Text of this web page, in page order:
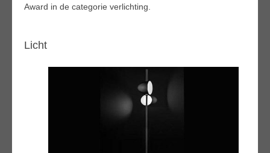
Award in de categorie verlichting.
Licht